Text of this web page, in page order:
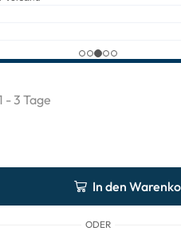
- 3 Tage
In den
ODER